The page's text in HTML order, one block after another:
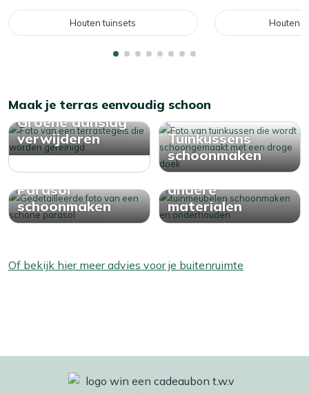
Houten tuinsets Houten
Maak je terras eenvoudig schoon
Groene aanslag
verwijderen
Tuinkussens
schoonmaken
Parasol
schoonmaken
Onderhoud
andere
materialen
Of bekijk hier meer advies voor je buitenruimte